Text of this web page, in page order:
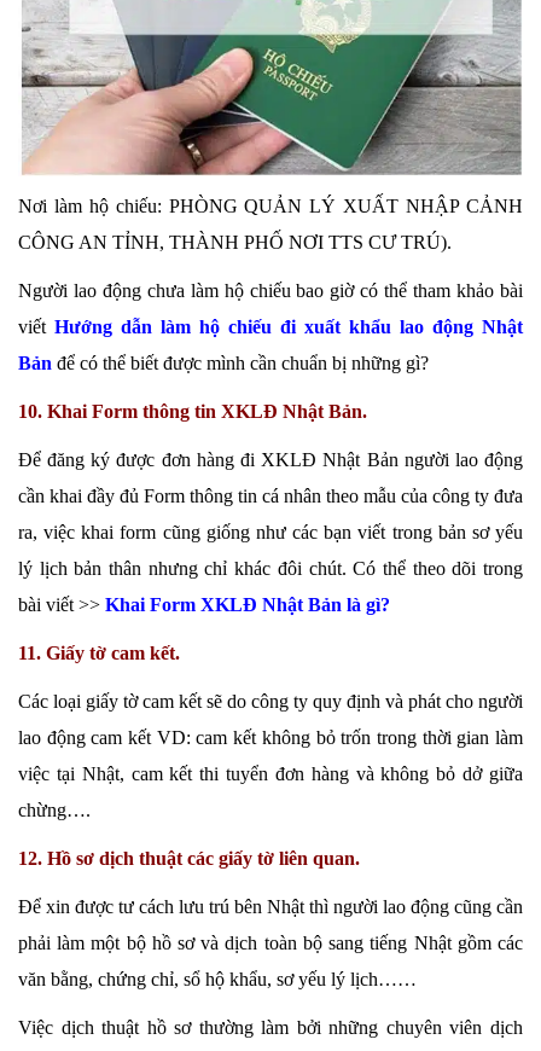
Nơi làm hộ chiếu: PHÒNG QUẢN LÝ XUẤT NHẬP CẢNH
CÔNG AN TỈNH, THÀNH PHỐ NƠI TTS CƯ TRÚ).
Người lao động chưa làm hộ chiếu bao giờ có thể tham khảo bài
viết Hướng dẫn làm hộ chiếu đi xuất khẩu lao động Nhật
Bản để có thể biết được mình cần chuẩn bị những gì?
10. Khai Form thông tin XKLĐ Nhật Bản.
Để đăng ký được đơn hàng đi XKLĐ Nhật Bản người lao động
cần khai đầy đủ Form thông tin cá nhân theo mẫu của công ty đưa
ra, việc khai form cũng giống như các bạn viết trong bản sơ yếu
lý lịch bản thân nhưng chỉ khác đôi chút. Có thể theo dõi trong
bài viết >> Khai Form XKLĐ Nhật Bản là gì?
11. Giấy tờ cam kết.
Các loại giấy tờ cam kết sẽ do công ty quy định và phát cho người
lao động cam kết VD: cam kết không bỏ trốn trong thời gian làm
việc tại Nhật, cam kết thi tuyển đơn hàng và không bỏ dở giữa
chừng….
12. Hồ sơ dịch thuật các giấy tờ liên quan.
Để xin được tư cách lưu trú bên Nhật thì người lao động cũng cần
phải làm một bộ hồ sơ và dịch toàn bộ sang tiếng Nhật gồm các
văn bằng, chứng chỉ, sổ hộ khẩu, sơ yếu lý lịch……
Việc dịch thuật hồ sơ thường làm bởi những chuyên viên dịch